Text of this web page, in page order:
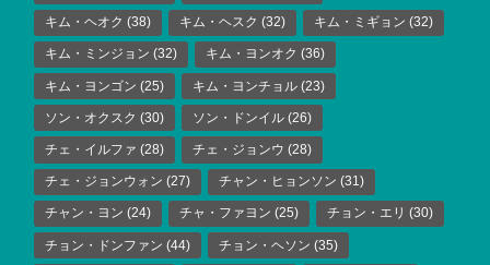
キム・ヘオク (38) キム・ヘスク (32) キム・ミギョン (32)
キム・ミンジョン (32) キム・ヨンオク (36)
キム・ヨンゴン (25) キム・ヨンチョル (23)
ソン・オクスク (30) ソン・ドンイル (26)
チェ・イルファ (28) チェ・ジョンウ (28)
チェ・ジョンウォン (27) チャン・ヒョンソン (31)
チャン・ヨン (24) チャ・ファヨン (25) チョン・エリ (30)
チョン・ドンファン (44) チョン・ヘソン (35)